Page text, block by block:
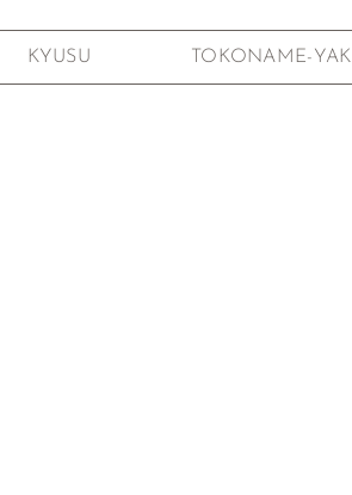
KYUSU TOKONAME-YAKI